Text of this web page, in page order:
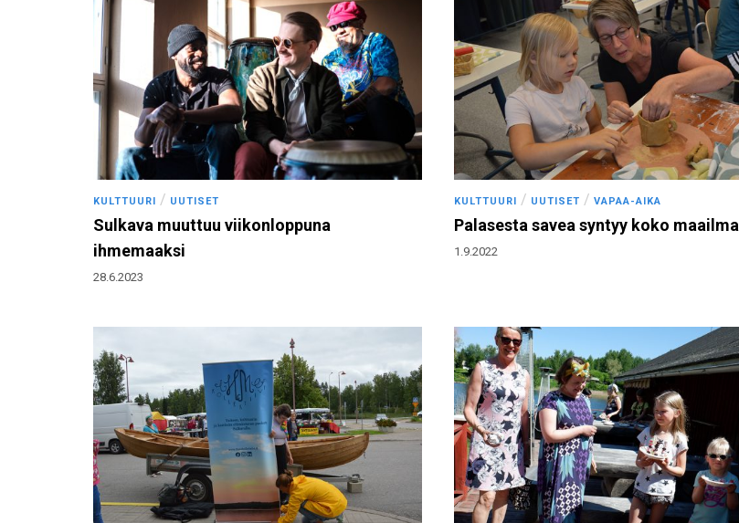
KULTTUURI / UUTISET
Sulkava muuttuu viikonloppuna
ihmemaaksi
28.6.2023
KULTTUURI / UUTISET / VAPAA-AIKA
Palasesta savea syntyy koko maailma
1.9.2022